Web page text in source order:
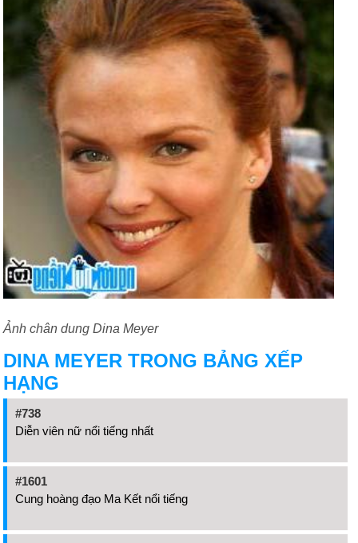
Ảnh chân dung Dina Meyer
DINA MEYER TRONG BẢNG XẾP
HẠNG
#738
Diễn viên nữ nổi tiếng nhất
#1601
Cung hoàng đạo Ma Kết nổi tiếng